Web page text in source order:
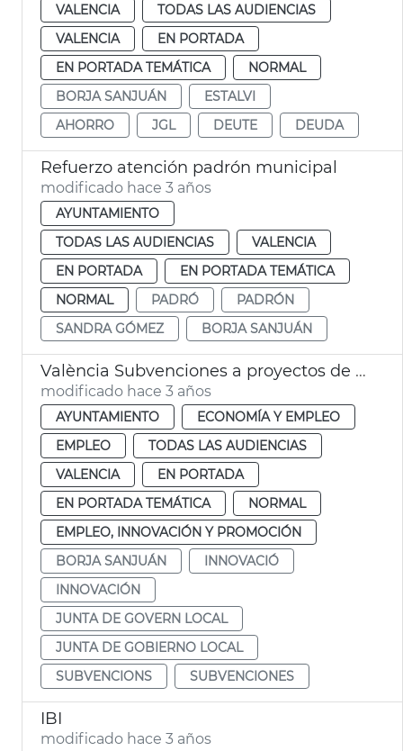
VALENCIA
TODAS LAS AUDIENCIAS
VALENCIA
EN PORTADA
EN PORTADA TEMÁTICA
NORMAL
BORJA SANJUÁN
ESTALVI
AHORRO
JGL DEUTE DEUDA
Refuerzo atención padrón municipal
modificado hace 3 años
AYUNTAMIENTO
TODAS LAS AUDIENCIAS
VALENCIA
EN PORTADA
EN PORTADA TEMÁTICA
NORMAL
PADRÓ
PADRÓN
SANDRA GÓMEZ
BORJA SANJUÁN
València Subvenciones a proyectos de innovación e investigación
modificado hace 3 años
AYUNTAMIENTO
ECONOMÍA Y EMPLEO
EMPLEO
TODAS LAS AUDIENCIAS
VALENCIA
EN PORTADA
EN PORTADA TEMÁTICA
NORMAL
EMPLEO, INNOVACIÓN Y PROMOCIÓN
BORJA SANJUÁN
INNOVACIÓ
INNOVACIÓN
JUNTA DE GOVERN LOCAL
JUNTA DE GOBIERNO LOCAL
SUBVENCIONS
SUBVENCIONES
IBI
modificado hace 3 años